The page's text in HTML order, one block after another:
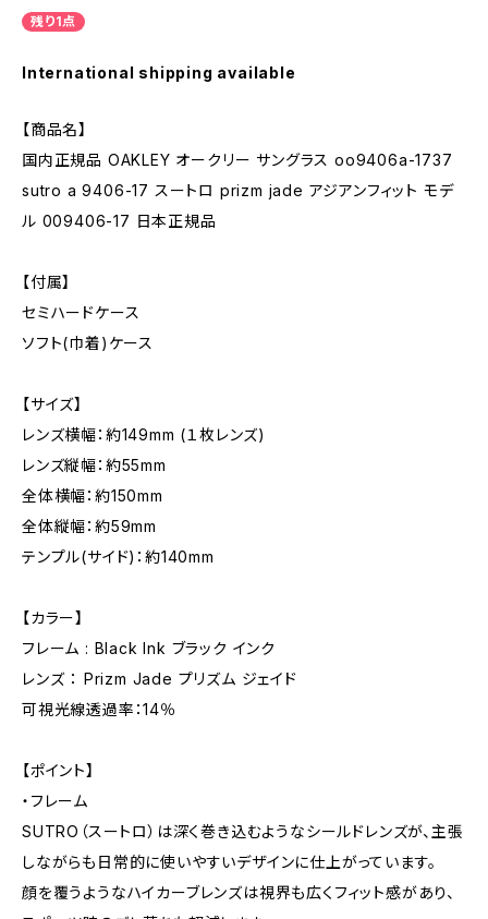
残り1点
International shipping available
【商品名】
国内正規品 OAKLEY オークリー サングラス oo9406a-1737
sutro a 9406-17 スートロ prizm jade アジアンフィット モデ
ル 009406-17 日本正規品
【付属】
セミハードケース
ソフト(巾着)ケース
【サイズ】
レンズ横幅：約149mm (１枚レンズ)
レンズ縦幅：約55mm
全体横幅：約150mm
全体縦幅：約59mm
テンプル(サイド)：約140mm
【カラー】
フレーム : Black Ink ブラック インク
レンズ ： Prizm Jade プリズム ジェイド
可視光線透過率：14％
【ポイント】
・フレーム
SUTRO（スートロ）は深く巻き込むようなシールドレンズが、主張
しながらも日常的に使いやすいデザインに仕上がっています。
顔を覆うようなハイカーブレンズは視界も広くフィット感があり、